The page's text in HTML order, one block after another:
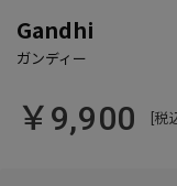
Gandhi
￥9,900 [税